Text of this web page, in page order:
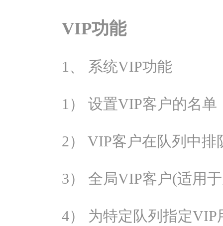
VIP功能
1、 系统VIP功能
1） 设置VIP客户的名单
2） VIP客户在队列中排
3） 全局VIP客户(适用
4） 为特定队列指定